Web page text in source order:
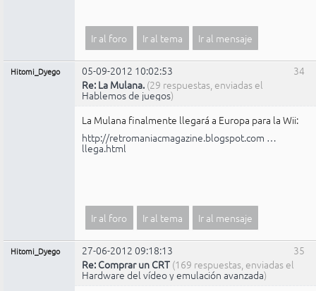
Ir al foro Ir al tema Ir al mensaje
34
Hitomi_Dyego
05-09-2012 10:02:53
Re: La Mulana. (29 respuestas, enviadas el
Hablemos de juegos)
La Mulana finalmente llegará a Europa para la Wii:
http://retromaniacmagazine.blogspot.com …
llega.html
Ir al foro Ir al tema Ir al mensaje
35
Hitomi_Dyego
27-06-2012 09:18:13
Re: Comprar un CRT (169 respuestas, enviadas el
Hardware del vídeo y emulación avanzada)